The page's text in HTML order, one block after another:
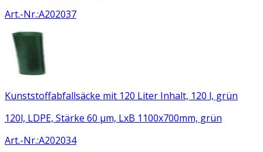
Art.-Nr.:A202037
Kunststoffabfallsäcke mit 120 Liter Inhalt, 120 l, grün
120l, LDPE, Stärke 60 µm, LxB 1100x700mm, grün
Art.-Nr.:A202034